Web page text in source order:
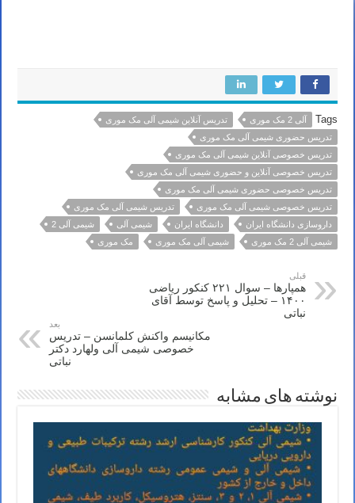
Tags آلی 2 مک موری
تدریس آنلاین شیمی آلی مک موری
تدریس حضوری شیمی آلی مک موری
تدریس خصوصی آنلاین شیمی آلی مک موری
تدریس خصوصی آنلاین و حضوری شیمی آلی مک موری
تدریس خصوصی حضوری شیمی آلی مک موری
تدریس خصوصی شیمی آلی مک موری
تدریس شیمی آلی مک موری
داروسازی دانشگاه ایران
دانشگاه ایران شیمی آلی
شیمی آلی 2
شیمی آلی 2 مک موری
شیمی آلی مک موری مک موری
قبلی
همپارها – سوال ۲۲۱ کنکور ریاضی
۱۴۰۰ – تحلیل و پاسخ توسط آقای
نباتی
بعد
مکانیسم واکنش کلمانسن – تدریس
خصوصی شیمی آلی ولهارد دکتر
نباتی
نوشته های مشابه